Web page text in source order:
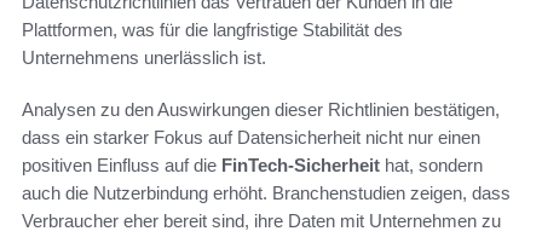
Plattformen, was für die langfristige Stabilität des
Unternehmens unerlässlich ist.
Analysen zu den Auswirkungen dieser Richtlinien bestätigen,
dass ein starker Fokus auf Datensicherheit nicht nur einen
positiven Einfluss auf die FinTech-Sicherheit hat, sondern
auch die Nutzerbindung erhöht. Branchenstudien zeigen, dass
Verbraucher eher bereit sind, ihre Daten mit Unternehmen zu